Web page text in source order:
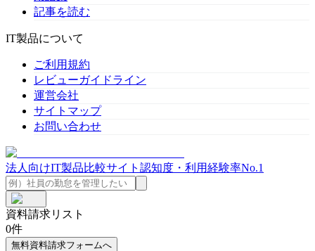
記事を読む
IT製品について
ご利用規約
レビューガイドライン
運営会社
サイトマップ
お問い合わせ
法人向けIT製品比較サイト 認知度・利用経験率No.1
資料請求リスト
0件
無料資料請求フォームへ